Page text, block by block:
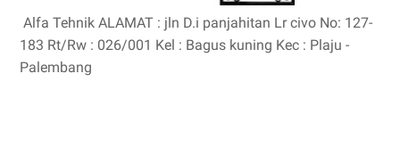
Alfa Tehnik ALAMAT : jln D.i panjahitan Lr civo No: 127-
183 Rt/Rw : 026/001 Kel : Bagus kuning Kec : Plaju -
Palembang